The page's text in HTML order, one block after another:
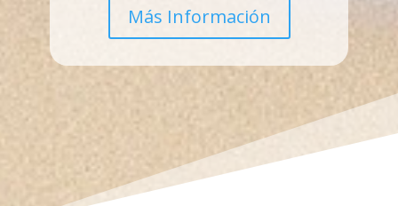
Más Información